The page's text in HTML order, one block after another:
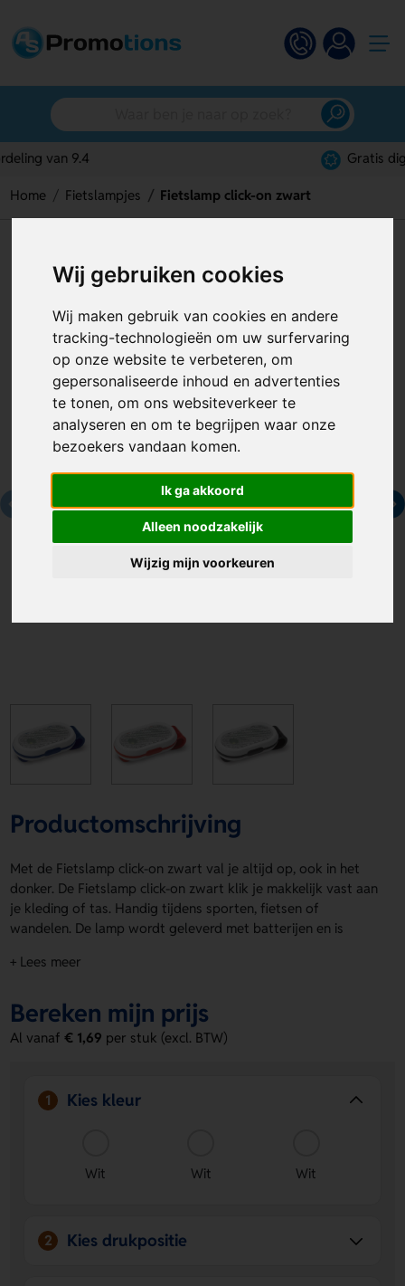
Wij gebruiken cookies
Wij maken gebruik van cookies en andere
tracking-technologieën om uw surfervaring
op onze website te verbeteren, om
gepersonaliseerde inhoud en advertenties
te tonen, om ons websiteverkeer te
analyseren en om te begrijpen waar onze
bezoekers vandaan komen.
Ik ga akkoord
Alleen noodzakelijk
Wijzig mijn voorkeuren
Home Fietslampjes Fietslamp click-on zwart
Fietslamp click-on zwart
Artikelnummer:126468
Productomschrijving
Met de Fietslamp click-on zwart val je altijd op, ook in het
donker. De Fietslamp click-on zwart klik je makkelijk vast aan
je kleding of tas. Handig tijdens sporten, fietsen of
wandelen. De lamp wordt geleverd met batterijen en is
wit en andere kleuren. De clip biedt ruimte voor een logo,
giveaway mee.
Bestel of vraag een prijs op.
zwart
Ruimte voor bedrukking - Laat de clip bedrukken met
Direct gebruiksklaar
batterijen, dus je kunt meteen op pad.
+ Lees meer
Bereken mijn prijs
Al vanaf€ 1,69 per stuk (excl. BTW)
1 Kies kleur
Wit Wit Wit
2 Kies drukpositie